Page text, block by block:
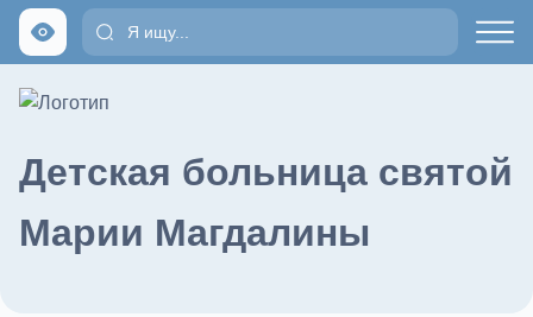
Детская больница святой
Марии Магдалины